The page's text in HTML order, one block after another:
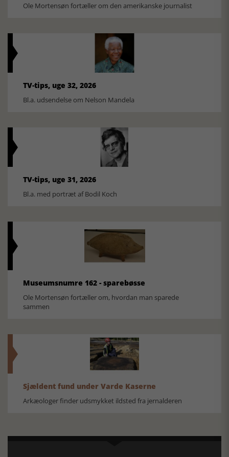
Ole Mortensøn fortæller om den amerikanske journalist
TV-tips, uge 32, 2026
Bl.a. udsendelse om Nelson Mandela
TV-tips, uge 31, 2026
Bl.a. med portræt af Bodil Koch
Museumsnumre 162 - sparebøsse
Ole Mortensøn fortæller om, hvordan man sparede
sammen
Sjældent fund under Varde Kaserne
Arkæologer finder udsmykket ildsted fra jernalderen